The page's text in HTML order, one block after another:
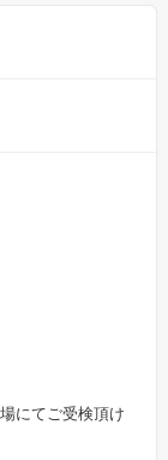
にてご受検頂け